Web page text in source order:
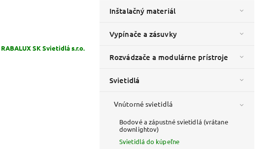
Inštalačný materiál
Vypínače a zásuvky
Rozvádzače a modulárne prístroje
Svietidlá
Vnútorné svietidlá
Bodové a zápustné svietidlá (vrátane
downlightov)
Svietidlá do kúpeľne
RABALUX SK Svietidlá s.r.o.